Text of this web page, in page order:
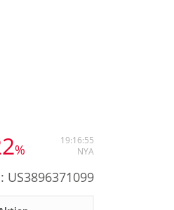
%
19:16:55
NYA
US3896371099